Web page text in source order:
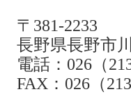
〒381-2233
長野県長野市
電話：026（
FAX：026（